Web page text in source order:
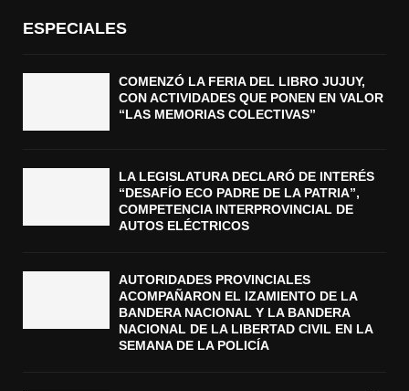
ESPECIALES
COMENZÓ LA FERIA DEL LIBRO JUJUY,
CON ACTIVIDADES QUE PONEN EN VALOR
“LAS MEMORIAS COLECTIVAS”
LA LEGISLATURA DECLARÓ DE INTERÉS
“DESAFÍO ECO PADRE DE LA PATRIA”,
COMPETENCIA INTERPROVINCIAL DE
AUTOS ELÉCTRICOS
AUTORIDADES PROVINCIALES
ACOMPAÑARON EL IZAMIENTO DE LA
BANDERA NACIONAL Y LA BANDERA
NACIONAL DE LA LIBERTAD CIVIL EN LA
SEMANA DE LA POLICÍA